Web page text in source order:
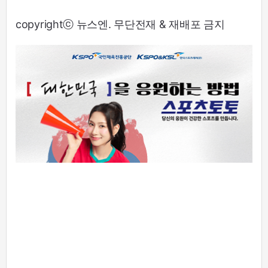
copyrightⓒ 뉴스엔. 무단전재 & 재배포 금지